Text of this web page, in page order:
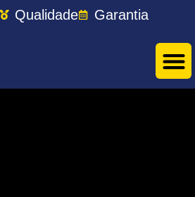
Qualidade Garantia